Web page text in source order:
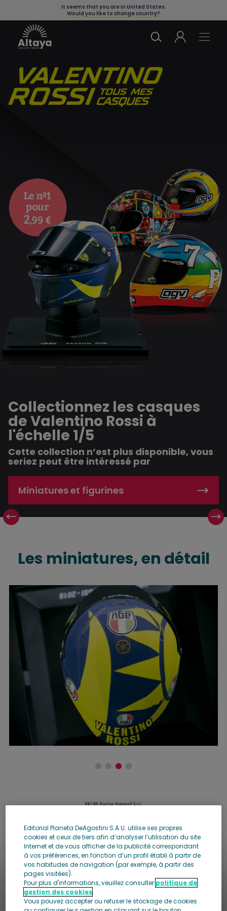
It seems that you are in United States.
Would you like to change country?
Collectionnez les casques
de Valentino Rossi à
l'échelle 1/5
Cette collection n’est plus disponible, vous
seriez peut être intéressé par
Collectionnez les casques de Valentino
Miniatures et figurines
Les miniatures, en détail
Casques légendaires IL
DOTTORE !
Editorial Planeta DeAgostini S.A.U. utilise ses propres
cookies et ceux de tiers afin d’analyser l’utilisation du site
Internet et de vous afficher de la publicité correspondant
à vos préférences, en fonction d’un profil établi à partir de
vos habitudes de navigation (par exemple, à partir des
pages visitées).
Pour plus d'informations, veuillez consulter politique de
gestion des cookies.
Vous pouvez accepter ou refuser le stockage de cookies